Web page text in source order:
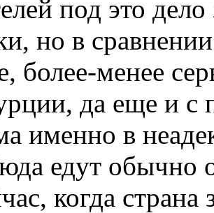
под это
но в
более-менее
да еще и с
именно в
едут обычно
когда страна